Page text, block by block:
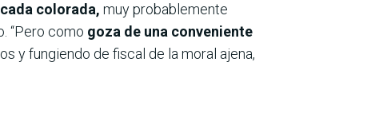
colorada, muy probablemente
“Pero como goza de una conveniente
y fungiendo de fiscal de la moral ajena,